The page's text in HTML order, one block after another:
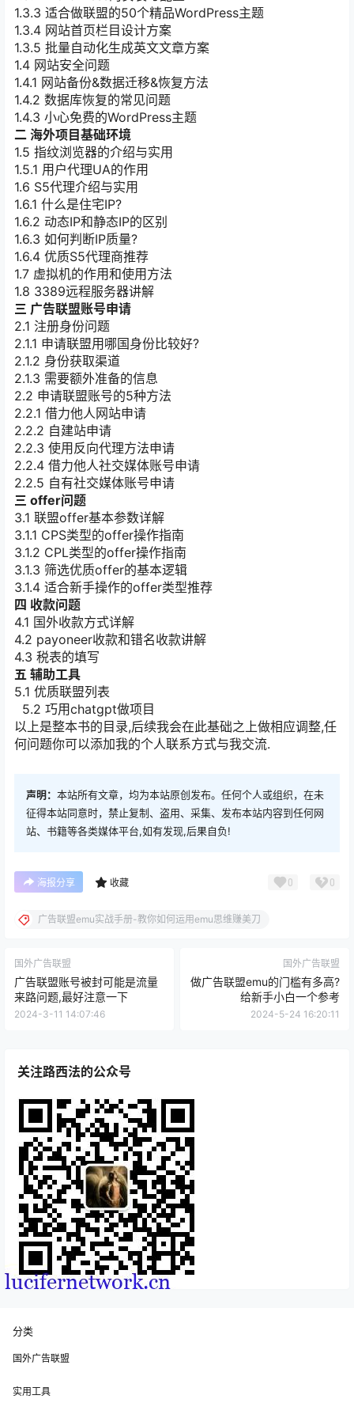
1.3.3 适合做联盟的50个精品WordPress主题
1.3.4 网站首页栏目设计方案
1.3.5 批量自动化生成英文文章方案
1.4 网站安全问题
1.4.1 网站备份&数据迁移&恢复方法
1.4.2 数据库恢复的常见问题
1.4.3 小心免费的WordPress主题
二 海外项目基础环境
1.5 指纹浏览器的介绍与实用
1.5.1 用户代理UA的作用
1.6 S5代理介绍与实用
1.6.1 什么是住宅IP?
1.6.2 动态IP和静态IP的区别
1.6.3 如何判断IP质量?
1.6.4 优质S5代理商推荐
1.7 虚拟机的作用和使用方法
1.8 3389远程服务器讲解
三 广告联盟账号申请
2.1 注册身份问题
2.1.1 申请联盟用哪国身份比较好?
2.1.2 身份获取渠道
2.1.3 需要额外准备的信息
2.2 申请联盟账号的5种方法
2.2.1 借力他人网站申请
2.2.2 自建站申请
2.2.3 使用反向代理方法申请
2.2.4 借力他人社交媒体账号申请
2.2.5 自有社交媒体账号申请
三 offer问题
3.1 联盟offer基本参数详解
3.1.1 CPS类型的offer操作指南
3.1.2 CPL类型的offer操作指南
3.1.3 筛选优质offer的基本逻辑
3.1.4 适合新手操作的offer类型推荐
四 收款问题
4.1 国外收款方式详解
4.2 payoneer收款和错名收款讲解
4.3 税表的填写
五 辅助工具
5.1 优质联盟列表
5.2 巧用chatgpt做项目
以上是整本书的目录,后续我会在此基础之上做相应调整,任
何问题你可以添加我的个人联系方式与我交流.
声明： 本站所有文章，均为本站原创发布。任何个人或组织，在未
征得本站同意时，禁止复制、盗用、采集、发布本站内容到任何网
站、书籍等各类媒体平台,如有发现,后果自负!
海报分享 收藏 0 0
广告联盟emu实战手册-教你如何运用emu思维赚美刀
国外广告联盟
广告联盟账号被封可能是流量
来路问题,最好注意一下
2024-3-11 14:07:46
国外广告联盟
做广告联盟emu的门槛有多高?
给新手小白一个参考
2024-5-24 16:20:11
关注路西法的公众号
分类
国外广告联盟
实用工具